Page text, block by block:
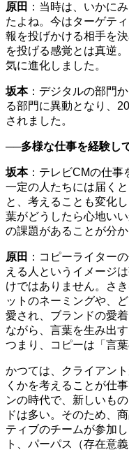
原田 ：当時は、いかに
たよね。今はターゲテ
報を投げかける相手を
を投げる感覚とは真逆
気に進化しました。
坂本：デジタルの部門
る部門に異動となり、
されました。
──多様な仕事を経験し
坂本：テレビCMの仕事
一定の人たちには届く
と、考えることも変化
葉がどうしたら心地い
の課題があることが分か
原田 ：コピーライター
える人というイメージ
けではありません。さ
ットのネーミングや、
愛され、ブランドの愛
ながら、言葉を生み出
つまり、コピーは「言
かつては、クライアン
くかを考えることが仕
ンの時代で、新しいも
ドは多い。そのため、
ティブのチームが参加
ト、パーパス（存在意